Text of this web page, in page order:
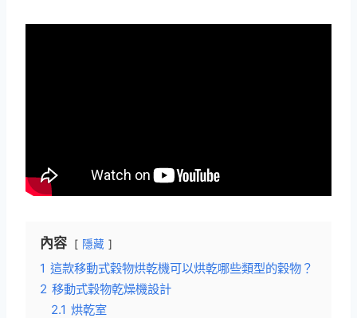
內容 隱藏
1 這款移動式穀物烘乾機可以烘乾哪些類型的穀物？
2 移動式穀物乾燥機設計
2.1 烘乾室